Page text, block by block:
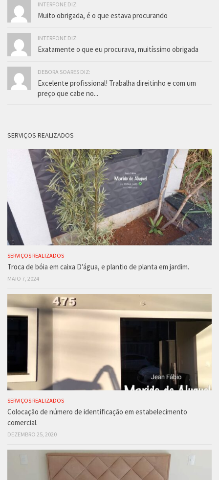
INTERFONE DIZ:
Muito obrigada, é o que estava procurando
INTERFONE DIZ:
Exatamente o que eu procurava, muitíssimo obrigada
DEBORA SOARES DIZ:
Excelente profissional! Trabalha direitinho e com um
preço que cabe no...
SERVIÇOS REALIZADOS
SERVIÇOS REALIZADOS
Troca de bóia em caixa D’água, e plantio de planta em jardim.
MAIO 7, 2024
SERVIÇOS REALIZADOS
Colocação de número de identificação em estabelecimento
comercial.
DEZEMBRO 25, 2020